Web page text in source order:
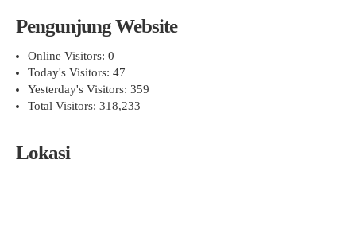
Pengunjung Website
Online Visitors: 0
Today's Visitors: 47
Yesterday's Visitors: 359
Total Visitors: 318,233
Lokasi